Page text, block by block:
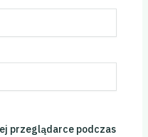
przeglądarce podczas